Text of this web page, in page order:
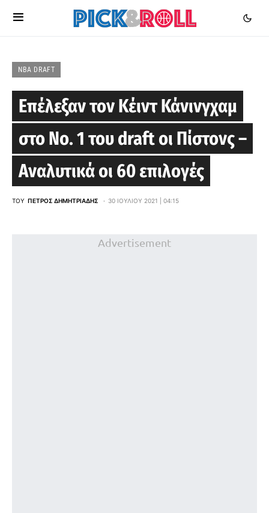
NBA DRAFT
Επέλεξαν τον Κέιντ Κάνινγχαμ
στο Νο. 1 του draft οι Πίστονς –
Αναλυτικά οι 60 επιλογές
ΤΟΥ ΠΈΤΡΟΣ ΔΗΜΗΤΡΙΆΔΗΣ 30 ΙΟΥΛΊΟΥ 2021 | 04:15
Advertisement